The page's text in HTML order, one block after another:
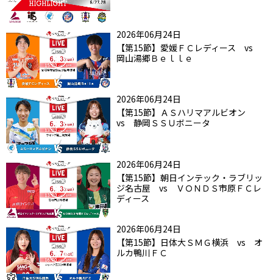
2026年06月24日
【第15節】愛媛ＦＣレディース vs
岡山湯郷Ｂｅｌｌｅ
2026年06月24日
【第15節】ＡＳハリマアルビオン
vs 静岡ＳＳＵボニータ
2026年06月24日
【第15節】朝日インテック・ラブリッ
ジ名古屋 vs ＶＯＮＤＳ市原ＦＣレ
ディース
2026年06月24日
【第15節】日体大ＳＭＧ横浜 vs オ
ルカ鴨川ＦＣ